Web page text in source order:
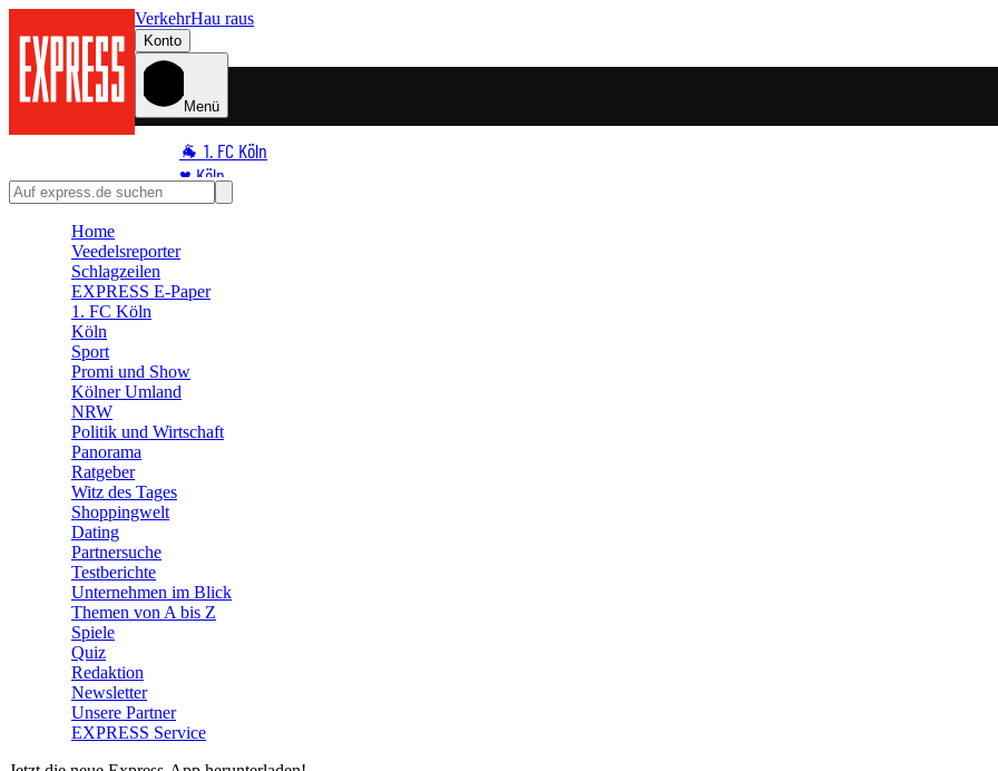
VerkehrHau raus
Konto
Menü
🐐 1. FC Köln
♥️ Köln
⭐ Promi
🛒 Shoppingwelt
🧩 Spiele
Home
Veedelsreporter
Schlagzeilen
EXPRESS E-Paper
1. FC Köln
Köln
Sport
Promi und Show
Kölner Umland
NRW
Politik und Wirtschaft
Panorama
Ratgeber
Witz des Tages
Shoppingwelt
Dating
Partnersuche
Testberichte
Unternehmen im Blick
Themen von A bis Z
Spiele
Quiz
Redaktion
Newsletter
Unsere Partner
EXPRESS Service